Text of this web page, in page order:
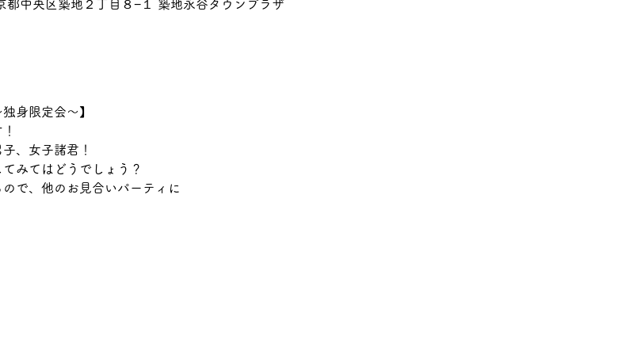
中央区築地２丁目８−１ 築地永谷タウンプラザ
身限定会～】
、女子諸君！
みてはどうでしょう？
で、他のお見合いパーティに